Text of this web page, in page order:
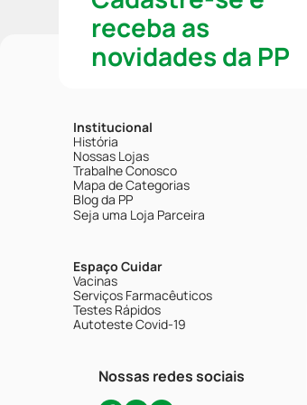
receba as
novidades da PP
Institucional
História
Nossas Lojas
Trabalhe Conosco
Mapa de Categorias
Blog da PP
Seja uma Loja Parceira
Espaço Cuidar
Vacinas
Serviços Farmacêuticos
Testes Rápidos
Autoteste Covid-19
Nossas redes sociais